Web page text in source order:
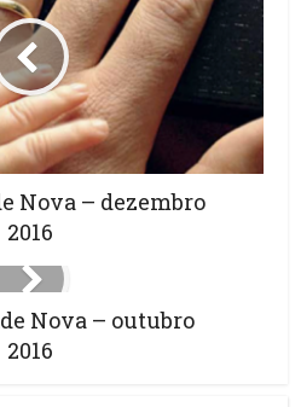
Nova – dezembro
2016
Nova – outubro
2016